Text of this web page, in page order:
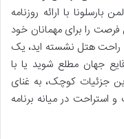
با ارائه روزنامه
فرصت را برای مهمانان خود
راحت هتل نشسته اید، یک
جهان مطلع شوید یا با
جزئیات کوچک، به غنای
استراحت در میانه برنامه